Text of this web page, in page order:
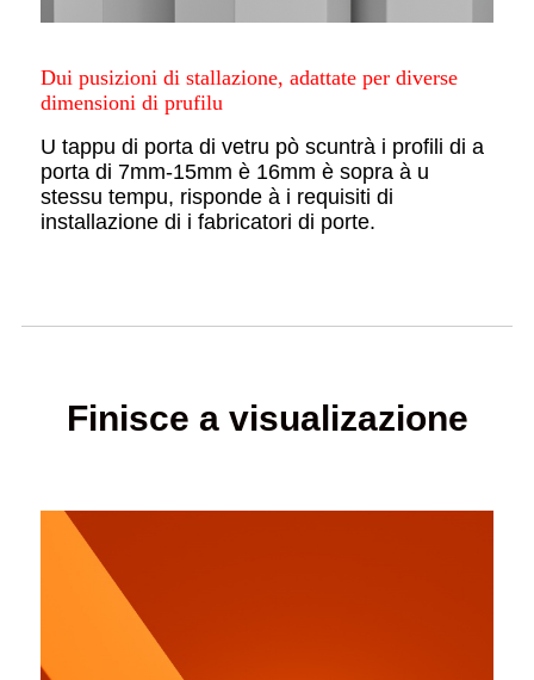
Dui pusizioni di stallazione, adattate per diverse
dimensioni di prufilu
U tappu di porta di vetru pò scuntrà i profili di a
porta di 7mm-15mm è 16mm è sopra à u
stessu tempu, risponde à i requisiti di
installazione di i fabricatori di porte.
Finisce a visualizazione